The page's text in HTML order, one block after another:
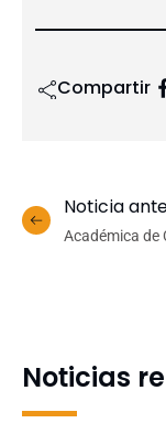
Compartir
Noticia
Académica de
Noticias